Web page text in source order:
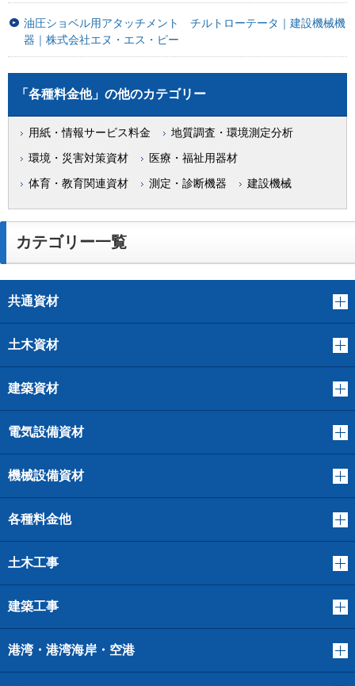
油圧ショベル用アタッチメント チルトローテータ｜建設機械機
器｜株式会社エヌ・エス・ピー
「各種料金他」の他のカテゴリー
用紙・情報サービス料金 地質調査・環境測定分析
環境・災害対策資材 医療・福祉用器材
体育・教育関連資材 測定・診断機器 建設機械
カテゴリー一覧
共通資材
土木資材
建築資材
電気設備資材
機械設備資材
各種料金他
土木工事
建築工事
港湾・港湾海岸・空港